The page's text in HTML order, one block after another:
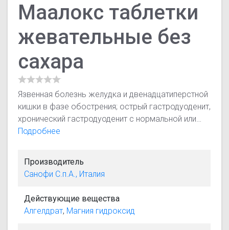
Маалокс таблетки
жевательные без
сахара
Язвенная болезнь желудка и двенадцатиперстной
кишки в фазе обострения; острый гастродуоденит,
хронический гастродуоденит с нормальной или
повышенной секреторной функцией в фазе
явления, такие как дискомфорт или боли в
эпигастрии, изжога, кислая отрыжка после
этанола, кофе, никотина диспептические явления,
такие как дискомфорт или боли в эпигастрии,
Подробнее
Производитель
Санофи С.п.А., Италия
Действующие вещества
Алгелдрат, Магния гидроксид